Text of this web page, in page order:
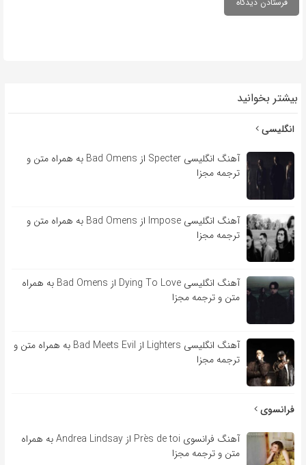
بیشتر بخوانید
انگلیسی
آهنگ انگلیسی Specter از Bad Omens به همراه متن و
ترجمه مجزا
آهنگ انگلیسی Impose از Bad Omens به همراه متن و
ترجمه مجزا
آهنگ انگلیسی Dying To Love از Bad Omens به همراه
متن و ترجمه مجزا
آهنگ انگلیسی Lighters از Bad Meets Evil به همراه متن و
ترجمه مجزا
فرانسوی
آهنگ فرانسوی Près de toi از Andrea Lindsay به همراه
متن و ترجمه مجزا